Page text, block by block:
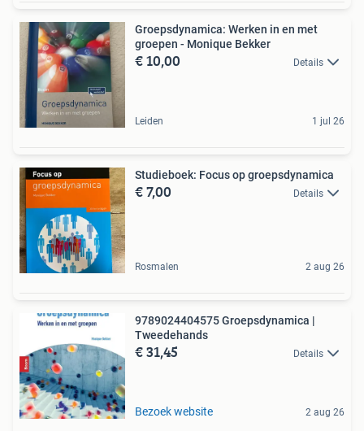
Groepsdynamica: Werken in en met
groepen - Monique Bekker
€ 10,00 Details
Leiden 1 jul 26
Studieboek: Focus op groepsdynamica
€ 7,00 Details
Rosmalen 2 aug 26
9789024404575 Groepsdynamica |
Tweedehands
€ 31,45 Details
Bezoek website 2 aug 26